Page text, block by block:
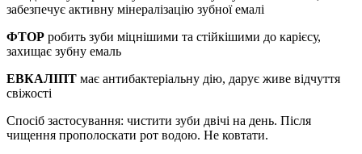
забезпечує активну мінералізацію зубної емалі
ФТОР робить зуби міцнішими та стійкішими до карієсу,
захищає зубну емаль
ЕВКАЛІПТ має антибактеріальну дію, дарує живе відчуття
свіжості
Спосіб застосування: чистити зуби двічі на день. Після
чищення прополоскати рот водою. Не ковтати.